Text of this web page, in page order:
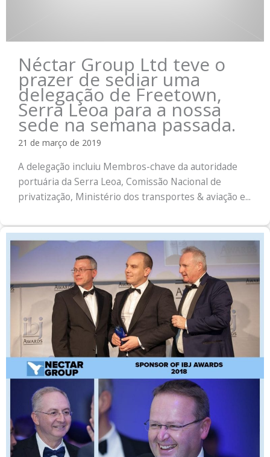
Néctar Group Ltd teve o
prazer de sediar uma
delegação de Freetown,
Serra Leoa para a nossa
sede na semana passada.
21 de março de 2019
A delegação incluiu Membros-chave da autoridade
portuária da Serra Leoa, Comissão Nacional de
privatização, Ministério dos transportes & aviação e...